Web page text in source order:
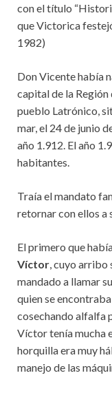
con el título
que Victorica
1982)
Don Vicente había
capital de la Región
pueblo Latrónico,
mar, el 24 de junio
año 1.912. El año
habitantes.
Traía el mandato
retornar con ellos a
El primero que
Víctor , cuyo
mandado a llamar
quien se
cosechando alfalfa
Víctor tenía mucha
horquilla era muy
manejo de las